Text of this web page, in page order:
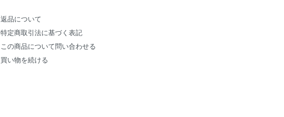
返品について
特定商取引法に基づく表記
この商品について問い合わせる
買い物を続ける